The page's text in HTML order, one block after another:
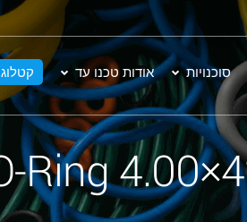
סוכנויות אודות טכנו עד קטלוג